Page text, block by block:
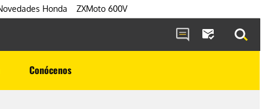
Honda ZXMoto 600V
Conócenos